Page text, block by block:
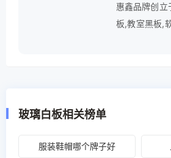
惠鑫品牌创
板,教室黑板,
玻璃白板相关榜单
服装鞋帽哪个牌子好